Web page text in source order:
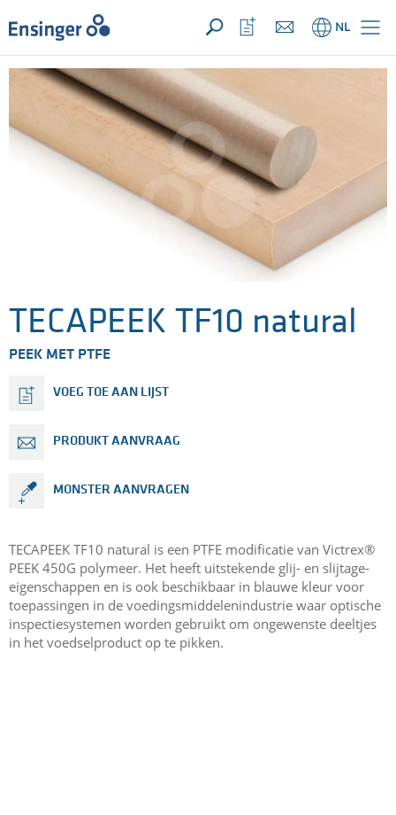
UW aanvraag ({{productCount}} Produkten)OPEN
Startpagina NL
Bekijk
favorietenlijst
TECAPEEK TF10 natural
PEEK MET PTFE
VOEG TOE AAN LIJST
PRODUKT AANVRAAG
MONSTER AANVRAGEN
TECAPEEK TF10 natural is een PTFE modificatie van Victrex®
PEEK 450G polymeer. Het heeft uitstekende glij- en slijtage-
eigenschappen en is ook beschikbaar in blauwe kleur voor
toepassingen in de voedingsmiddelenindustrie waar optische
inspectiesystemen worden gebruikt om ongewenste deeltjes
in het voedselproduct op te pikken.